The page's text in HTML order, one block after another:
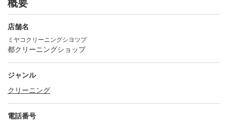
概要
店舗名
ミヤコクリーニングシヨツプ
都クリーニングショップ
ジャンル
クリーニング
電話番号